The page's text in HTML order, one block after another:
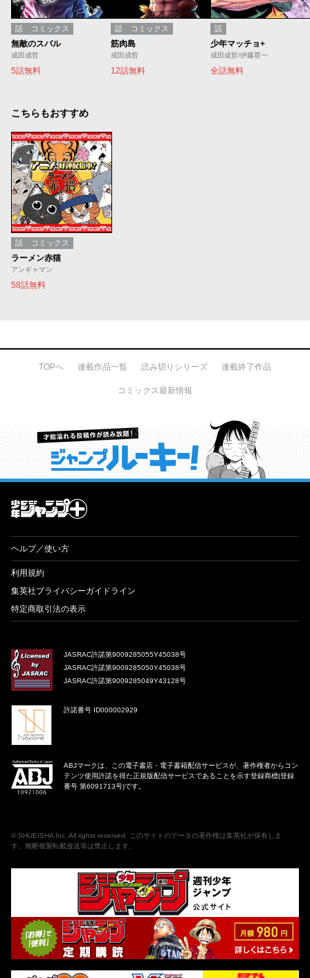
話 コミックス
無敵のスバル
成田成哲
5話無料
話 コミックス
筋肉島
成田成哲
12話無料
話
少年マッチョ+
成田成哲/伊藤星一
全話無料
こちらもおすすめ
話 コミックス
ラーメン赤猫
アンギャマン
58話無料
TOPへ 連載作品一覧 読み切りシリーズ 連載終了作品
コミックス最新情報
才能溢れる投稿作が読み放題！ ジャンプルーキー！
ヘルプ／使い方
利用規約
集英社プライバシーガイドライン
特定商取引法の表示
JASRAC許諾第9009285055Y45038号
JASRAC許諾第9009285050Y45038号
JASRAC許諾第9009285049Y43128号
許諾番号 ID000002929
ABJマークは、この電子書店・電子書籍配信サービスが、著作権者からコン
テンツ使用許諾を得た正規版配信サービスであることを示す登録商標(登録
番号 第6091713号)です。
© SHUEISHA Inc. All rights reserved. このサイトのデータの著作権は集英社が保有しま
す。無断複製転載放送等は禁止します。